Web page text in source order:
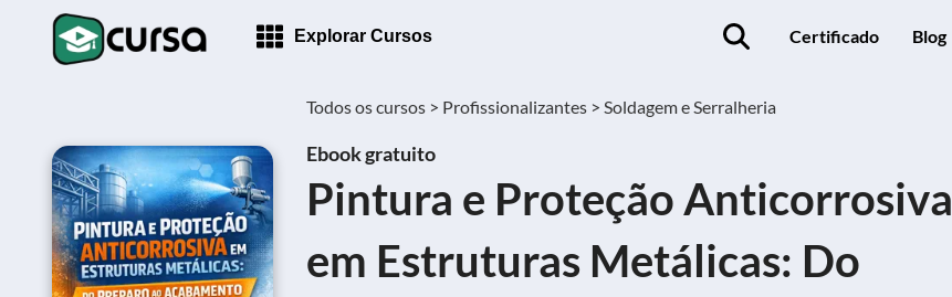
Explorar Cursos Certificado Blog
Todos os cursos > Profissionalizantes > Soldagem e Serralheria
Ebook gratuito
Pintura e Proteção Anticorrosiva
em Estruturas Metálicas: Do